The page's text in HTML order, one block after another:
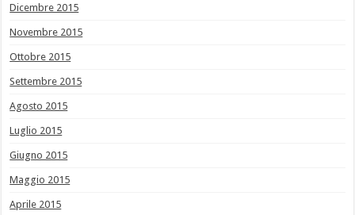
Dicembre 2015
Novembre 2015
Ottobre 2015
Settembre 2015
Agosto 2015
Luglio 2015
Giugno 2015
Maggio 2015
Aprile 2015